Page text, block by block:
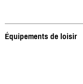
Équipements de loisir